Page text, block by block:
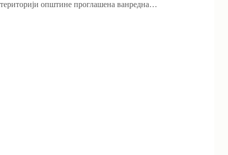
територији општине проглашена ванредна…